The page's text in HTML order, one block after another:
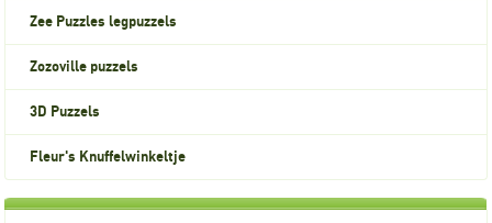
Zee Puzzles legpuzzels
Zozoville puzzels
3D Puzzels
Fleur's Knuffelwinkeltje